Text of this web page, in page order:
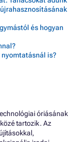
és hogyan
is?
óriásának
tartozik. Az